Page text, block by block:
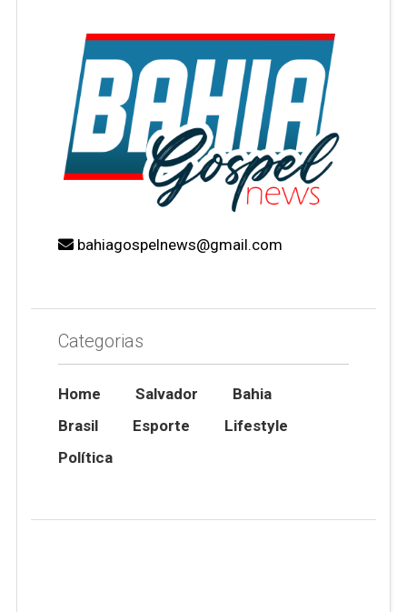
bahiagospelnews@gmail.com
Categorias
Home Salvador
Bahia
Brasil
Esporte
Lifestyle
Política